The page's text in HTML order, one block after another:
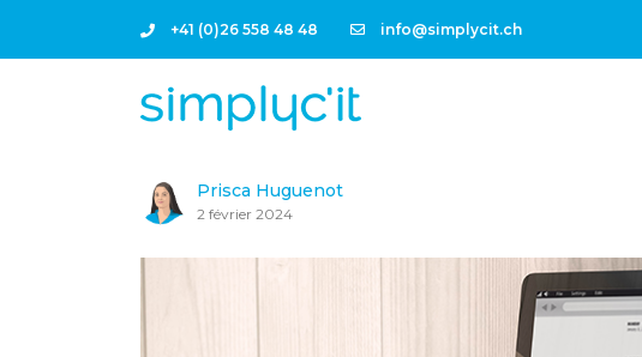
+41 (0)26 558 48 48 info@simplycit.ch
Prisca Huguenot
2 février 2024